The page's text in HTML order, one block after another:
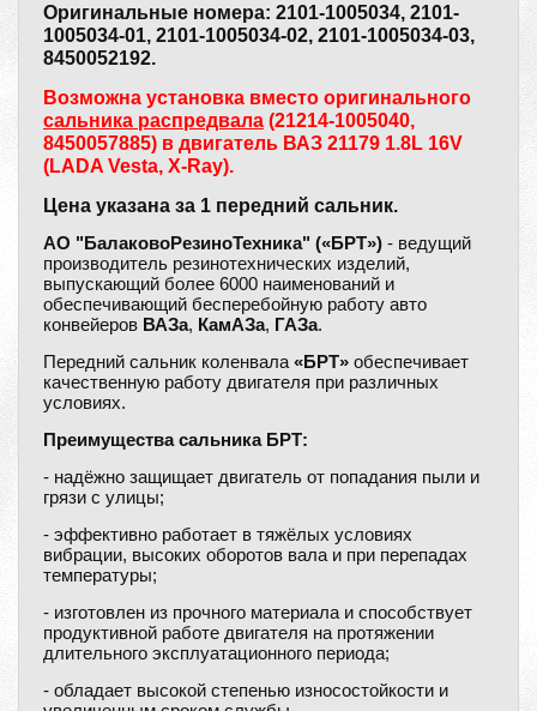
Оригинальные номера: 2101-1005034, 2101-
1005034-01, 2101-1005034-02, 2101-1005034-03,
8450052192.
Возможна установка вместо оригинального
сальника распредвала (21214-1005040,
8450057885) в двигатель ВАЗ 21179 1.8L 16V
(LADA Vesta, X-Ray).
Цена указана за 1 передний сальник.
АО "БалаковоРезиноТехника" («БРТ») - ведущий
производитель резинотехнических изделий,
выпускающий более 6000 наименований и
обеспечивающий бесперебойную работу авто
конвейеров ВАЗа, КамАЗа, ГАЗа.
Передний сальник коленвала «БРТ» обеспечивает
качественную работу двигателя при различных
условиях.
Преимущества сальника БРТ:
- надёжно защищает двигатель от попадания пыли и
грязи с улицы;
- эффективно работает в тяжёлых условиях
вибрации, высоких оборотов вала и при перепадах
температуры;
- изготовлен из прочного материала и способствует
продуктивной работе двигателя на протяжении
длительного эксплуатационного периода;
- обладает высокой степенью износостойкости и